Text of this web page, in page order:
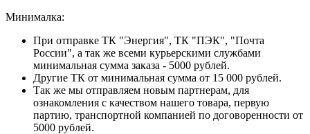
Минималка:
При отправке ТК "Энергия", ТК "ПЭК", "Почта
России", а так же всеми курьерскими службами
минимальная сумма заказа - 5000 рублей.
Другие ТК от минимальная сумма от 15 000 рублей.
Так же мы отправляем новым партнерам, для
ознакомления с качеством нашего товара, первую
партию, транспортной компанией по договоренности от
5000 рублей.